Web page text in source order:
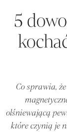
5
Co sprawia,
olśniewającą
które czynią je